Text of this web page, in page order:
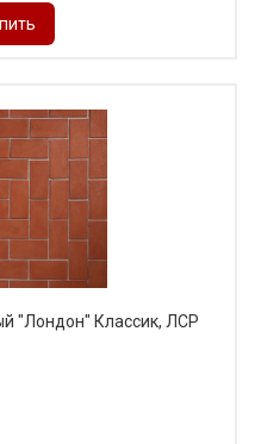
"Лондон" Классик, ЛСР